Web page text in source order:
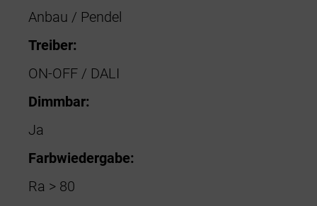
Anbau / Pendel
Treiber:
ON-OFF / DALI
Dimmbar:
Ja
Farbwiedergabe:
Ra > 80